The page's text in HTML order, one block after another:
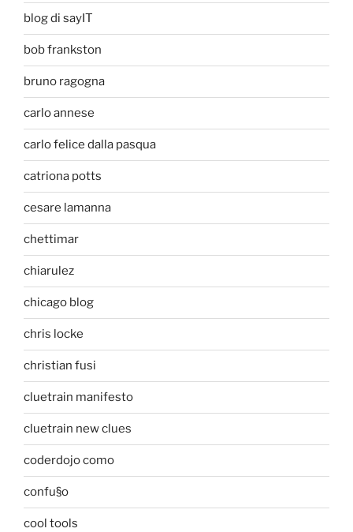
blog di sayIT
bob frankston
bruno ragogna
carlo annese
carlo felice dalla pasqua
catriona potts
cesare lamanna
chettimar
chiarulez
chicago blog
chris locke
christian fusi
cluetrain manifesto
cluetrain new clues
coderdojo como
confu§o
cool tools